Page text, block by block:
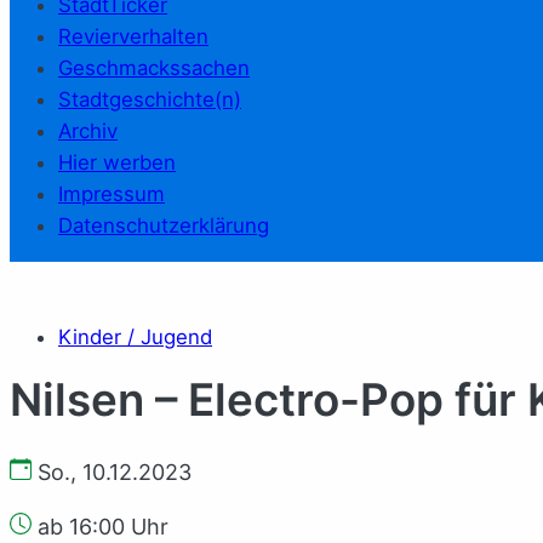
StadtTicker
Revierverhalten
Geschmackssachen
Stadtgeschichte(n)
Archiv
Hier werben
Impressum
Datenschutzerklärung
Kinder / Jugend
Nilsen – Electro-Pop für
So., 10.12.2023
ab 16:00 Uhr